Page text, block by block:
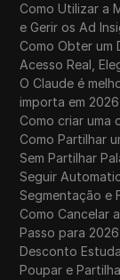
Como Utilizar a
e Gerir os Ad
Como Obter um
Acesso Real,
O Claude é
importa em 2026
Como criar uma
Como Partilhar
Sem Partilhar
Seguir
Segmentação e
Como Cancelar
Passo para 2026
Desconto
Poupar e